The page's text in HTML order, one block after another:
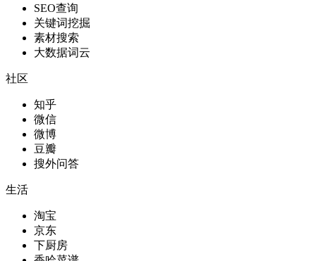
SEO查询
关键词挖掘
素材搜索
大数据词云
社区
知乎
微信
微博
豆瓣
搜外问答
生活
淘宝
京东
下厨房